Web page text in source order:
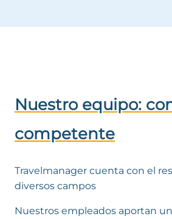
Nuestro equipo:
competente
Travelmanager cuenta con el
diversos campos
Nuestros empleados aportan